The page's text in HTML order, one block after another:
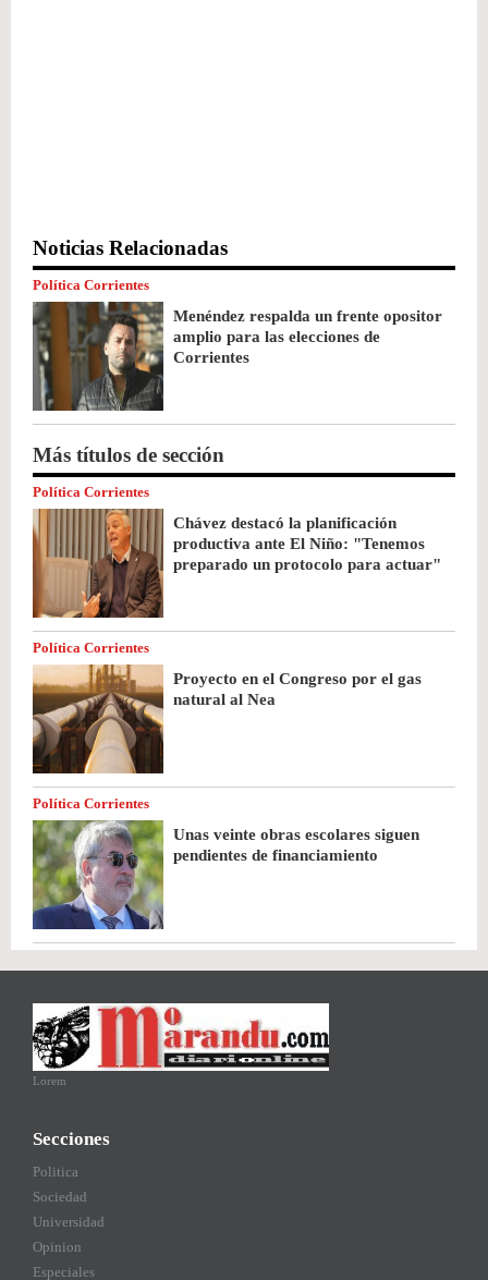
Noticias Relacionadas
Política Corrientes
Menéndez respalda un frente opositor
amplio para las elecciones de
Corrientes
Más títulos de sección
Política Corrientes
Chávez destacó la planificación
productiva ante El Niño: "Tenemos
preparado un protocolo para actuar"
Política Corrientes
Proyecto en el Congreso por el gas
natural al Nea
Política Corrientes
Unas veinte obras escolares siguen
pendientes de financiamiento
Lorem
Secciones
Politica
Sociedad
Universidad
Opinion
Especiales